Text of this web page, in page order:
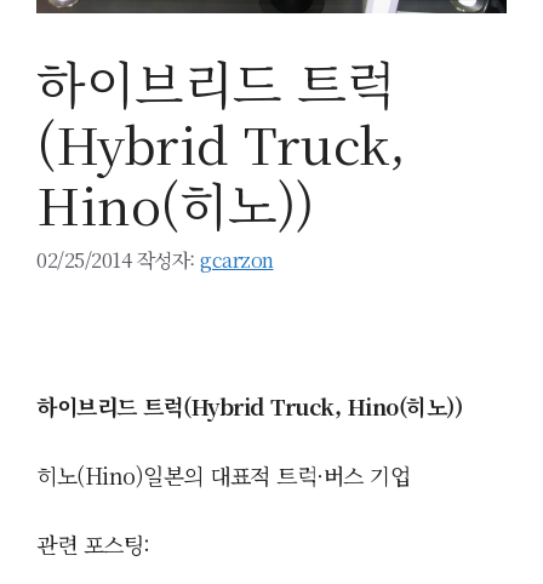
하이브리드 트럭
(Hybrid Truck,
Hino(히노))
02/25/2014 작성자: gcarzon
하이브리드 트럭(Hybrid Truck, Hino(히노))
히노(Hino)일본의 대표적 트럭·버스 기업
관련 포스팅: